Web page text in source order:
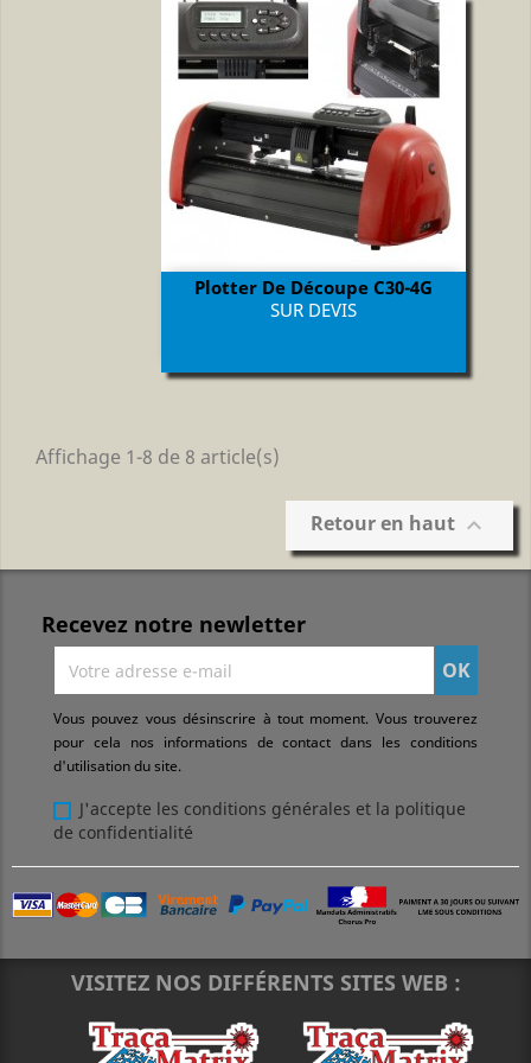
Plotter De Découpe C30-4G
Prix
SUR DEVIS
Affichage 1-8 de 8 article(s)
Retour en haut 
Recevez notre newletter
Vous pouvez vous désinscrire à tout moment. Vous trouverez
pour cela nos informations de contact dans les conditions
d'utilisation du site.
J'accepte les conditions générales et la politique
de confidentialité
VISITEZ NOS DIFFÉRENTS SITES WEB :